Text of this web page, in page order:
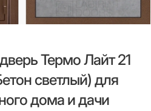
Термо Лайт 21
светлый) для
дома и дачи